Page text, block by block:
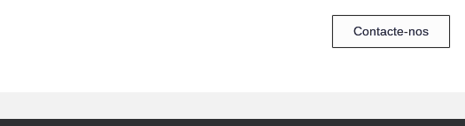
Contacte-nos